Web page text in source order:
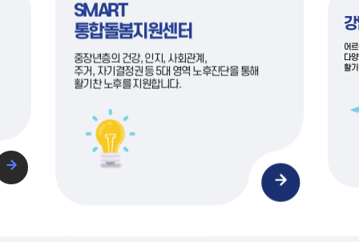
SMART
통합돌봄지원센터
중장년층의 건강, 인지, 사회관계,
주거, 자기결정권 등 5대 영역 노후진단을 통해
활기찬 노후를 지원합니다.
어
다
활